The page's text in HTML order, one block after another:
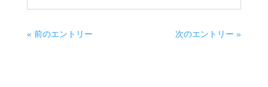
« 前のエントリー 次のエントリー »